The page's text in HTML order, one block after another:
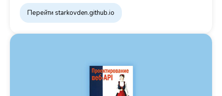
Перейти starkovden.github.io